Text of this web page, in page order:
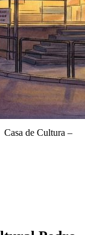
Casa de Cultura –